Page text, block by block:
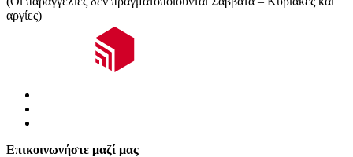
αργίες)
Επικοινωνήστε μαζί μας